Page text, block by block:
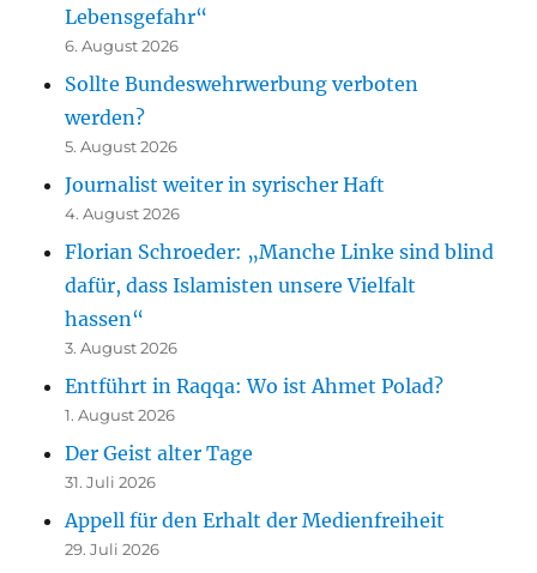
Lebensgefahr“
6. August 2026
Sollte Bundeswehrwerbung verboten
werden?
5. August 2026
Journalist weiter in syrischer Haft
4. August 2026
Florian Schroeder: „Manche Linke sind blind
dafür, dass Islamisten unsere Vielfalt
hassen“
3. August 2026
Entführt in Raqqa: Wo ist Ahmet Polad?
1. August 2026
Der Geist alter Tage
31. Juli 2026
Appell für den Erhalt der Medienfreiheit
29. Juli 2026